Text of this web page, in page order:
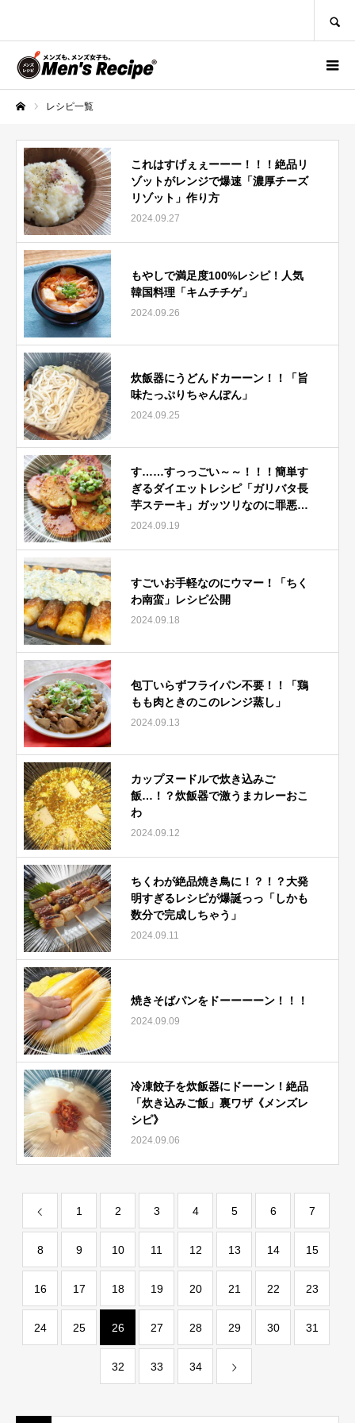
レシピ一覧
これはすげぇぇーーー！！！絶品リ
ゾットがレンジで爆速「濃厚チーズ
リゾット」作り方
2024.09.27
もやしで満足度100%レシピ！人気
韓国料理「キムチチゲ」
2024.09.26
炊飯器にうどんドカーーン！！「旨
味たっぷりちゃんぽん」
2024.09.25
す……すっっごい～～！！！簡単す
ぎるダイエットレシピ「ガリバタ長
芋ステーキ」ガッツリなのに罪悪感
ゼロ♪
2024.09.19
すごいお手軽なのにウマー！「ちく
わ南蛮」レシピ公開
2024.09.18
包丁いらずフライパン不要！！「鶏
もも肉ときのこのレンジ蒸し」
2024.09.13
カップヌードルで炊き込みご
飯…！？炊飯器で激うまカレーおこ
わ
2024.09.12
ちくわが絶品焼き鳥に！？！？大発
明すぎるレシピが爆誕っっ「しかも
数分で完成しちゃう」
2024.09.11
焼きそばパンをドーーーーン！！！
2024.09.09
冷凍餃子を炊飯器にドーーン！絶品
「炊き込みご飯」裏ワザ《メンズレ
シピ》
2024.09.06
1 2 3 4 5 6 7
8 9 10 11 12 13 14 15
16 17 18 19 20 21 22 23
24 25 26 27 28 29 30 31
32 33 34